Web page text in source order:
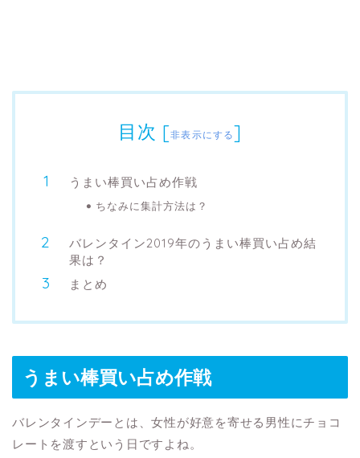
目次 [非表示にする]
うまい棒買い占め作戦
ちなみに集計方法は？
バレンタイン2019年のうまい棒買い占め結
果は？
まとめ
うまい棒買い占め作戦
バレンタインデーとは、女性が好意を寄せる男性にチョコ
レートを渡すという日ですよね。